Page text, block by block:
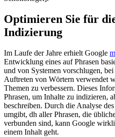
Optimieren Sie für
Indizierung
Im Laufe der Jahre erhielt Google
Entwicklung eines auf Phrasen
und von Systemen vorschlugen, bei
Auftreten von Wörtern verwendet
Themen zu verbessern. Dieses
Phrasen, um Inhalte zu indizieren,
beschreiben. Durch die Analyse
umgibt, dh aller Phrasen, die
verbunden sind, kann Google
einem Inhalt geht.